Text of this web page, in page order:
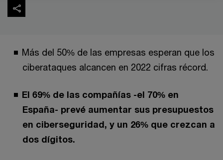
Más del 50% de las empresas esperan que los
ciberataques alcancen en 2022 cifras récord.
El 69% de las compañías -el 70% en
España- prevé aumentar sus presupuestos
en ciberseguridad, y un 26% que crezcan a
dos dígitos.